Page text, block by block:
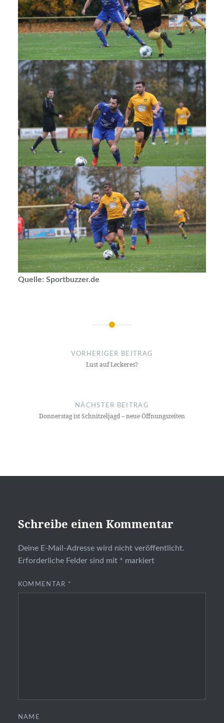
Quelle: Sportbuzzer.de
Beitragsnavigation
VORHERIGER BEITRAG
Lust auf Leckeres?
NÄCHSTER BEITRAG
Donnerstag ist Schnitzeljagd – neue Öffnungszeiten
Schreibe einen Kommentar
Deine E-Mail-Adresse wird nicht veröffentlicht.
Erforderliche Felder sind mit * markiert
KOMMENTAR *
NAME